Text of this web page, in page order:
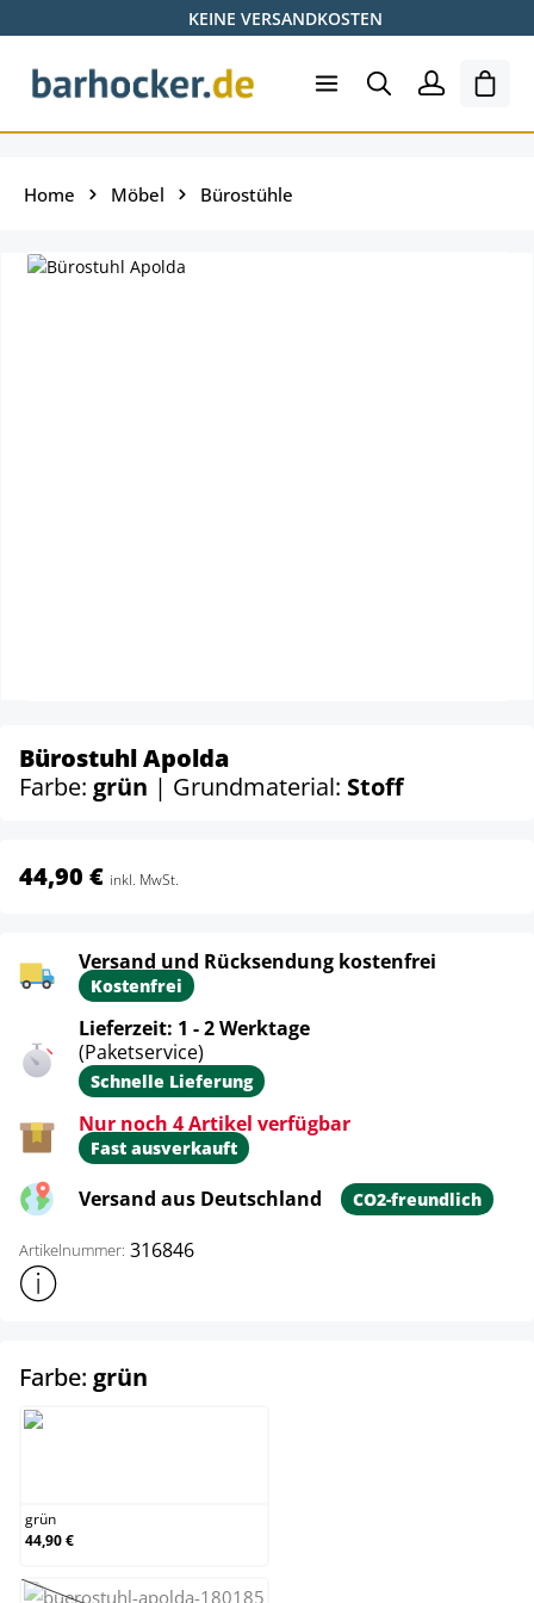
Zum Hauptinhalt springenKEINE VERSANDKOSTEN
Home Möbel Bürostühle
Bürostuhl Apolda
Farbe: grün | Grundmaterial: Stoff
44,90 € inkl. MwSt.
Versand und Rücksendung kostenfrei
Kostenfrei
Lieferzeit: 1 - 2 Werktage
(Paketservice)
Schnelle Lieferung
Nur noch 4 Artikel verfügbar
Fast ausverkauft
Versand aus Deutschland CO2-freundlich
Artikelnummer: 316846
Weitere Produktinformationen anzeigen
Farbe: grün
grün
44,90 €